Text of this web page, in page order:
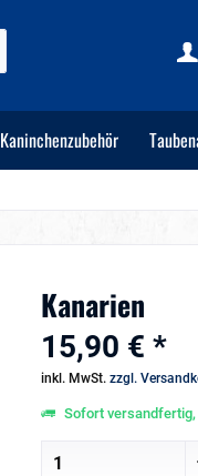
Kaninchenzubehör
Kanarien
15,90 € *
inkl. MwSt. zzgl.
Sofort